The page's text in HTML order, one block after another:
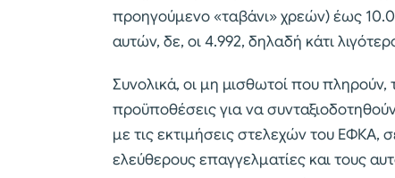
προηγούμενο «ταβάνι» χρεών) έως
αυτών, δε, οι 4.992, δηλαδή κάτι
Συνολικά, οι μη μισθωτοί που πληρούν,
προϋποθέσεις για να
με τις εκτιμήσεις στελεχών του ΕΦΚΑ,
ελεύθερους επαγγελματίες και τους